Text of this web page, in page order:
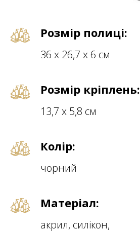
Розмір полиці:
36 х 26,7 х 6 см
Розмір кріплень:
13,7 х 5,8 см
Колір:
чорний
Матеріал:
акрил, силікон,